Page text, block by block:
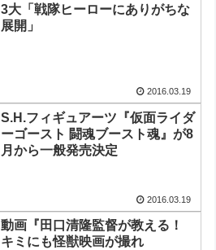
3大「戦隊ヒーローにありがちな
展開」
2016.03.19
S.H.フィギュアーツ『仮面ライダ
ーゴースト 闘魂ブースト魂』が8
月から一般発売決定
2016.03.19
動画『田口清隆監督が教える！
キミにも怪獣映画が撮れ